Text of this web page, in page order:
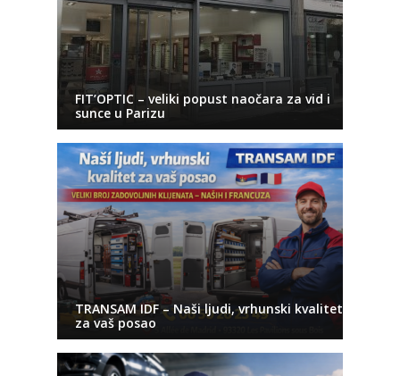
FIT’OPTIC – veliki popust naočara za vid i
sunce u Parizu
TRANSAM IDF – Naši ljudi, vrhunski kvalitet
za vaš posao